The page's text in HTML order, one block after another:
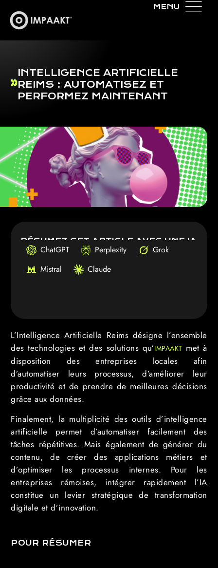
INTELLIGENCE ARTIFICIELLE
REIMS : AUTOMATISEZ ET
PERFORMEZ MAINTENANT
RÉSUMEZ CET ARTICLE AVEC UNE IA
ChatGPT Perplexity
Grok
Mistral
Claude
L’Intelligence Artificielle Reims désigne l’ensemble
des technologies et des solutions qu’IMPAAKT met à
disposition des entreprises locales afin
d’automatiser leurs processus, d’améliorer leur
productivité et de prendre de meilleures décisions
grâce aux données.
Finalement, la multiplicité des outils d’intelligence
artificielle permet d’automatiser facilement des
tâches répétitives. Mais également de générer du
contenu, de créer des applications métiers et
d’optimiser les processus internes. Pour les
entreprises rémoises, intégrer rapidement l’IA
constitue un levier stratégique de transformation
digitale et d’innovation.
POUR RÉSUMER